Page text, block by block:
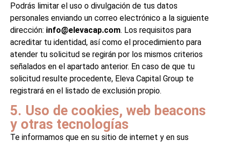
Podrás limitar el uso o divulgación de tus datos
personales enviando un correo electrónico a la siguiente
dirección: info@elevacap.com. Los requisitos para
acreditar tu identidad, así como el procedimiento para
atender tu solicitud se regirán por los mismos criterios
señalados en el apartado anterior. En caso de que tu
solicitud resulte procedente, Eleva Capital Group te
registrará en el listado de exclusión propio.
5. Uso de cookies, web beacons
y otras tecnologías
Te informamos que en su sitio de internet y en sus